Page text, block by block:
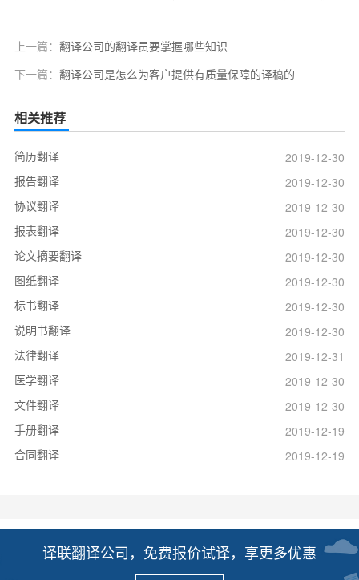
上一篇： 翻译公司的翻译员要掌握哪些知识
下一篇： 翻译公司是怎么为客户提供有质量保障的译稿的
相关推荐
简历翻译
2019-12-30
报告翻译
2019-12-30
协议翻译
2019-12-30
报表翻译
2019-12-30
论文摘要翻译
2019-12-30
图纸翻译
2019-12-30
标书翻译
2019-12-30
说明书翻译
2019-12-30
法律翻译
2019-12-31
医学翻译
2019-12-30
文件翻译
2019-12-30
手册翻译
2019-12-19
合同翻译
2019-12-19
译联翻译公司，免费报价试译，享更多优惠